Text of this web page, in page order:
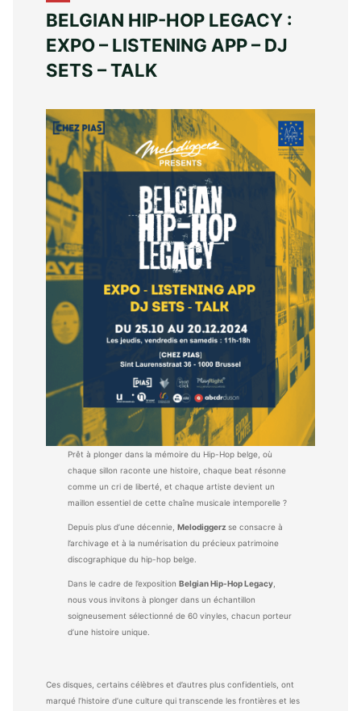
BELGIAN HIP-HOP LEGACY :
EXPO – LISTENING APP – DJ
SETS – TALK
Prêt à plonger dans la mémoire du Hip-Hop belge, où
chaque sillon raconte une histoire, chaque beat résonne
comme un cri de liberté, et chaque artiste devient un
maillon essentiel de cette chaîne musicale intemporelle ?
Depuis plus d’une décennie, Melodiggerz se consacre à
l’archivage et à la numérisation du précieux patrimoine
discographique du hip-hop belge.
Dans le cadre de l’exposition Belgian Hip-Hop Legacy,
nous vous invitons à plonger dans un échantillon
soigneusement sélectionné de 60 vinyles, chacun porteur
d’une histoire unique.
Ces disques, certains célèbres et d’autres plus confidentiels, ont
marqué l’histoire d’une culture qui transcende les frontières et les